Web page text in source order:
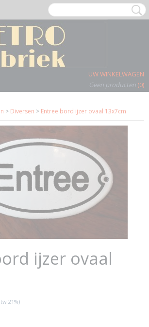
UW WINKELWAGEN
Geen producten (0)
> Diversen > Entree bord ijzer ovaal 13x7cm
ijzer ovaal
21%)